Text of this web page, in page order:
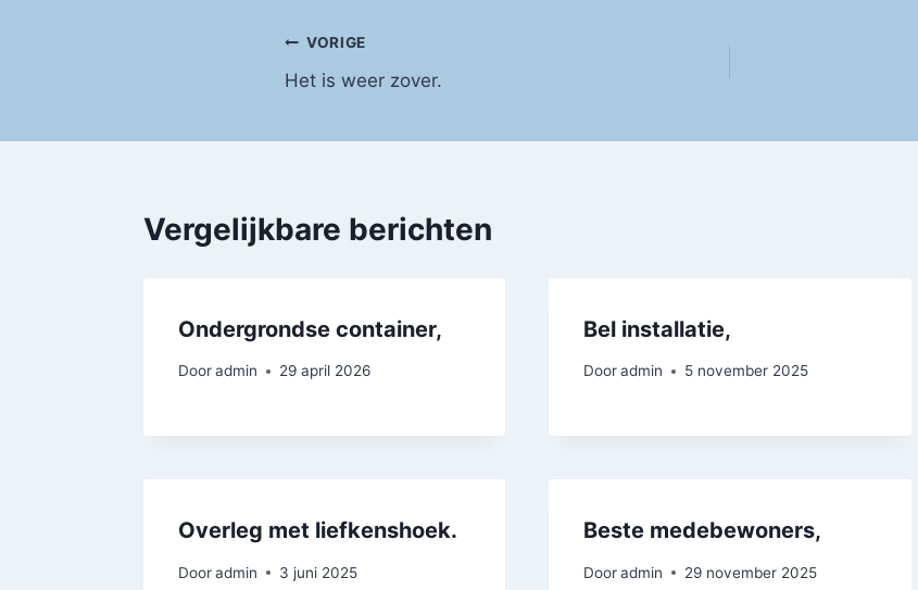
Bericht
navigatie
VORIGE
Het is weer zover.
Vergelijkbare berichten
Ondergrondse container,
Door admin 29 april 2026
Bel installatie,
Door admin 5 november 2025
Overleg met liefkenshoek.
Door admin 3 juni 2025
Beste medebewoners,
Door admin 29 november 2025